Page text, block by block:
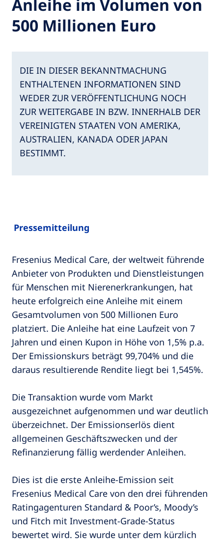
Anleihe im Volumen von
500 Millionen Euro
DIE IN DIESER BEKANNTMACHUNG
ENTHALTENEN INFORMATIONEN SIND
WEDER ZUR VERÖFFENTLICHUNG NOCH
ZUR WEITERGABE IN BZW. INNERHALB DER
VEREINIGTEN STAATEN VON AMERIKA,
AUSTRALIEN, KANADA ODER JAPAN
BESTIMMT.
Pressemitteilung
Fresenius Medical Care, der weltweit führende
Anbieter von Produkten und Dienstleistungen
für Menschen mit Nierenerkrankungen, hat
heute erfolgreich eine Anleihe mit einem
Gesamtvolumen von 500 Millionen Euro
platziert. Die Anleihe hat eine Laufzeit von 7
Jahren und einen Kupon in Höhe von 1,5% p.a.
Der Emissionskurs beträgt 99,704% und die
daraus resultierende Rendite liegt bei 1,545%.
Die Transaktion wurde vom Markt
ausgezeichnet aufgenommen und war deutlich
überzeichnet. Der Emissionserlös dient
allgemeinen Geschäftszwecken und der
Refinanzierung fällig werdender Anleihen.
Dies ist die erste Anleihe-Emission seit
Fresenius Medical Care von den drei führenden
Ratingagenturen Standard & Poor’s, Moody’s
und Fitch mit Investment-Grade-Status
bewertet wird. Sie wurde unter dem kürzlich